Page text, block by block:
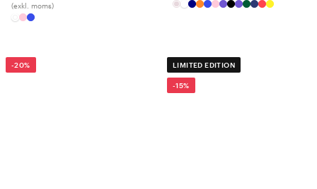
(exkl. moms)
-20% LIMITED EDITION
-15%